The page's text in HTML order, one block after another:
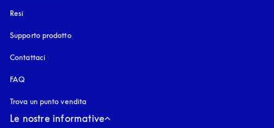
Resi
Supporto prodotto
Contattaci
FAQ
Trova un punto vendita
Le nostre informative